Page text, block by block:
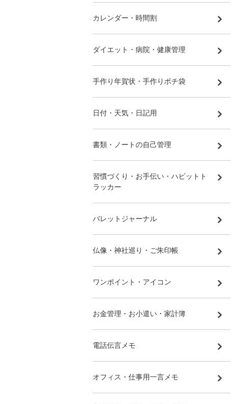
カレンダー・時間割
ダイエット・病院・健康管理
手作り年賀状・手作りポチ袋
日付・天気・日記用
書類・ノートの自己管理
習慣づくり・お手伝い・ハビットト
ラッカー
バレットジャーナル
仏像・神社巡り・ご朱印帳
ワンポイント・アイコン
お金管理・お小遣い・家計簿
電話伝言メモ
オフィス・仕事用一言メモ